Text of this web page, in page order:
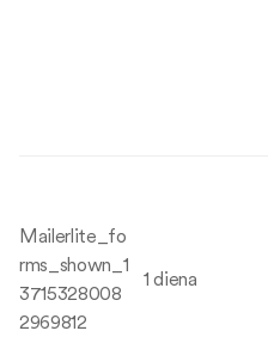
Mailerlite_fo
rms_shown_1
3715328008
2969812
1 diena